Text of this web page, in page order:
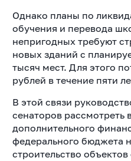
Однако планы по
обучения и перевода
непригодных требуют
новых зданий с
тысяч мест. Для этого
рублей в течение пяти
В этой связи
сенаторов рассмотреть
дополнительного
федерального бюджета
строительство